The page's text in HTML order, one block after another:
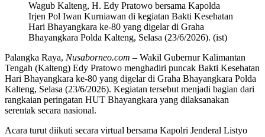
Wagub Kalteng, H. Edy Pratowo bersama Kapolda
Irjen Pol Iwan Kurniawan di kegiatan Bakti Kesehatan
Hari Bhayangkara ke-80 yang digelar di Graha
Bhayangkara Polda Kalteng, Selasa (23/6/2026). (ist)
Palangka Raya, Nusaborneo.com – Wakil Gubernur Kalimantan
Tengah (Kalteng) Edy Pratowo menghadiri puncak Bakti Kesehatan
Hari Bhayangkara ke-80 yang digelar di Graha Bhayangkara Polda
Kalteng, Selasa (23/6/2026). Kegiatan tersebut menjadi bagian dari
rangkaian peringatan HUT Bhayangkara yang dilaksanakan
serentak secara nasional.
Acara turut diikuti secara virtual bersama Kapolri Jenderal Listyo